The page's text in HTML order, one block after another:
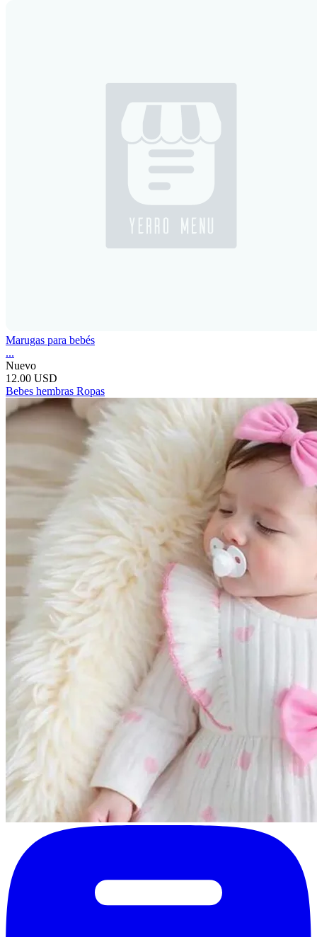
Marugas para bebés
...
Nuevo
12.00 USD
Bebes hembras Ropas